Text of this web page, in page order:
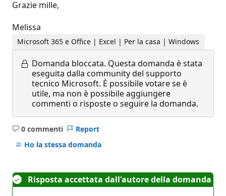
Grazie mille,
Melissa
Microsoft 365 e Office | Excel | Per la casa | Windows
Domanda bloccata. Questa domanda è stata
eseguita dalla community del supporto
tecnico Microsoft. È possibile votare se è
utile, ma non è possibile aggiungere
commenti o risposte o seguire la domanda.
0 commenti
Nessun
commento
Report
Ho la stessa domanda
Risposta accettata dall'autore della domanda